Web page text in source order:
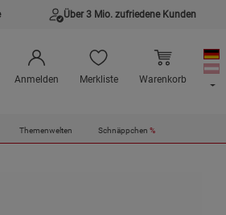
Über 3 Mio. zufriedene Kunden
Anmelden Merkliste Warenkorb
Themenwelten Schnäppchen %